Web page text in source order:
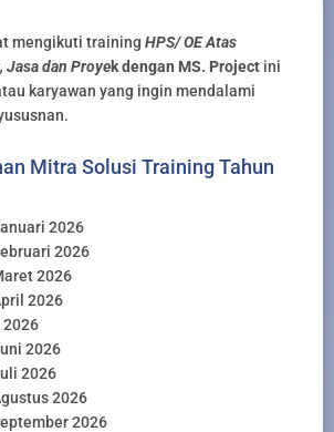
mengikuti training HPS/ OE Atas
Jasa dan Proyek dengan MS. Project ini
karyawan yang ingin mendalami
Mitra Solusi Training Tahun
2026
2026
2026
2026
2026
2026
2026
2026
2026